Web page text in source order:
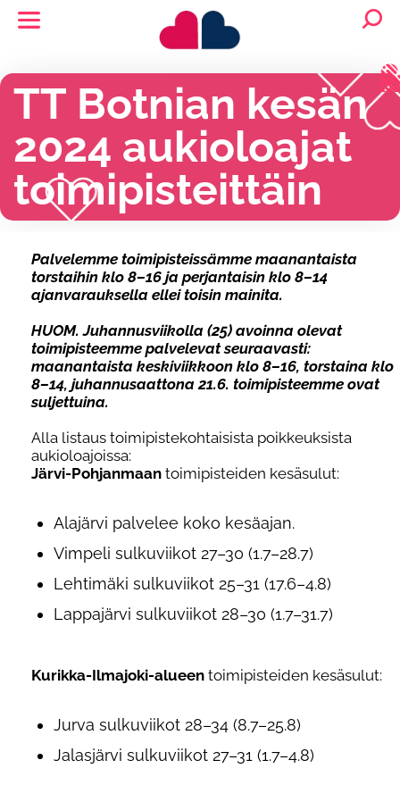
TT Botnian kesän
2024 aukioloajat
toimipisteittäin
Palvelemme toimipisteissämme maanantaista
torstaihin klo 8–16 ja perjantaisin klo 8–14
ajanvarauksella ellei toisin mainita.
HUOM. Juhannusviikolla (25) avoinna olevat
toimipisteemme palvelevat seuraavasti:
maanantaista keskiviikkoon klo 8–16, torstaina klo
8–14, juhannusaattona 21.6. toimipisteemme ovat
suljettuina.
Alla listaus toimipistekohtaisista poikkeuksista
aukioloajoissa:
Järvi-Pohjanmaan toimipisteiden kesäsulut:
Alajärvi palvelee koko kesäajan.
Vimpeli sulkuviikot 27–30 (1.7–28.7)
Lehtimäki sulkuviikot 25–31 (17.6–4.8)
Lappajärvi sulkuviikot 28–30 (1.7–31.7)
Kurikka-Ilmajoki-alueen toimipisteiden kesäsulut:
Jurva sulkuviikot 28–34 (8.7–25.8)
Jalasjärvi sulkuviikot 27–31 (1.7–4.8)